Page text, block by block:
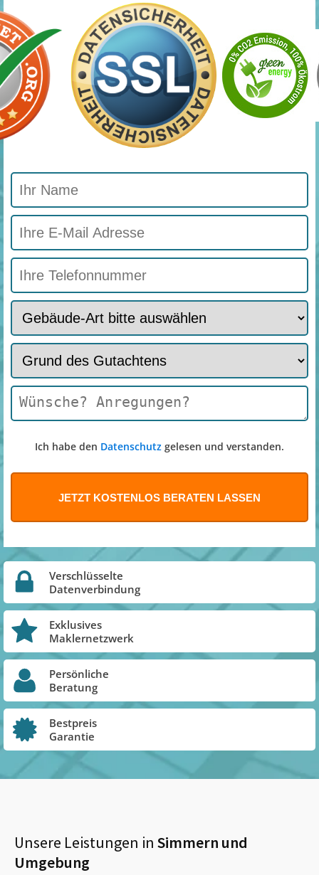
Ich habe den Datenschutz gelesen und verstanden.
Verschlüsselte
Datenverbindung
Exklusives
Maklernetzwerk
Persönliche
Beratung
Bestpreis
Garantie
Unsere Leistungen in Simmern und
Umgebung